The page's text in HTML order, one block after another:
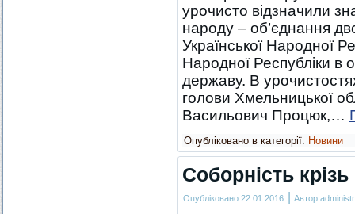
урочисто відзначили
народу – об’єднання
Української Народної
Народної Республіки в
державу. В
голови Хмельницької
Васильович Процюк,…
Опубліковано в категорії: Новини
Соборність
Опубліковано 22.01.2016 | Автор